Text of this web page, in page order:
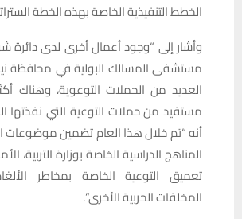
الخطط التنفيذية الخاصة بهذه الخطة
وأشار إلى “وجود أعمال أخرى لدى دائرة
مستشفى المسالك البولية في محافظة
مستفيد من حملات التوعية التي نفذتها
أنه “تم خلال هذا العام تضمين موضوعات
المناهج الدراسية الخاصة بوزارة التربية،
تعميق التوعية الخاصة بمخاطر
المخلفات الحربية الأخرى”.